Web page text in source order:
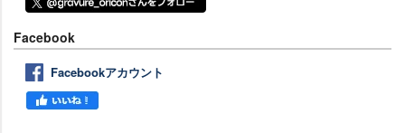
Facebook
Facebookアカウント